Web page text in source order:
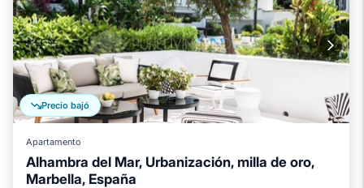
Precio bajó
Apartamento
Alhambra del Mar, Urbanización, milla de oro,
Marbella, España